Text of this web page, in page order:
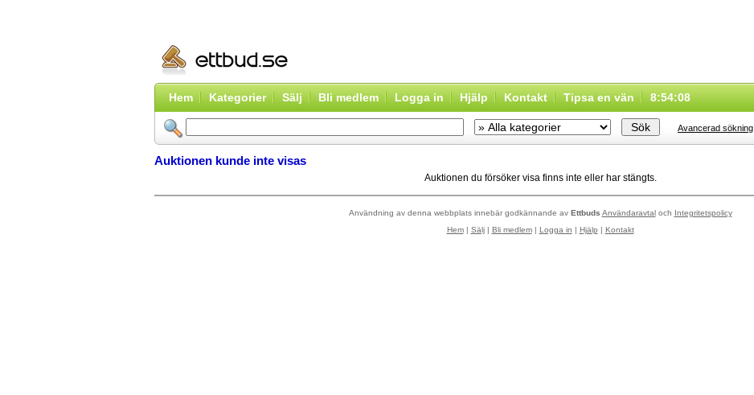
Hem Kategorier Sälj Bli medlem Logga in Hjälp Kontakt Tipsa en vän 8:54:08
Avancerad sökning
Auktionen kunde inte visas
Auktionen du försöker visa finns inte eller har stängts.
Användning av denna webbplats innebär godkännande av Ettbuds Användaravtaloch Integritetspolicy
Hem| Sälj| Bli medlem| Logga in | Hjälp | Kontakt